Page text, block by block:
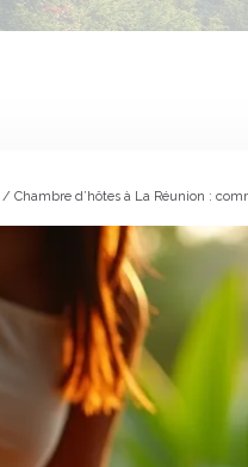
/ Chambre d’hôtes à La Réunion :